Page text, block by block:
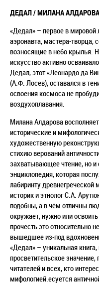
ДЕДАЛ / МИЛАНА АЛДАРОВА
«Дедал» – первое в мировой
аэронавта, мастера-творца,
возносящие в небо крылья.
искусство активно
Дедал, этот «Леонардо да
(А.Ф. Лосев), оставался в
освоения космоса не
воздухоплавания.
Милана Алдарова
исторические и
художественную
стихию верований
захватывающее чтение, но и
энциклопедия, которая
лабиринту
историк и этнолог С.А.
подобны, а в чём отличны
окружает, нужно или
прочесть это относительно
вышедшее из-под
«Дедал» – уникальная
просветительское
читателей и всех, кто
мифологией.есуется